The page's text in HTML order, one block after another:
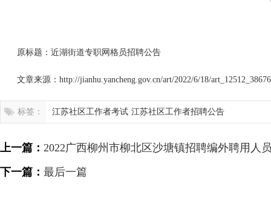
原标题：近湖街道专职网格员招聘公告
文章来源：http://jianhu.yancheng.gov.cn/art/2022/6/18/
标签： 江苏社区工作者考试 江苏社区工作者招聘公告
上一篇： 2022广西柳州市柳北区沙塘镇招聘编外聘用人
下一篇： 最后一篇